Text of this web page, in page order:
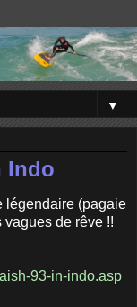
▼
Indo
légendaire (pagaie
vagues de rêve !!
93-in-indo.asp